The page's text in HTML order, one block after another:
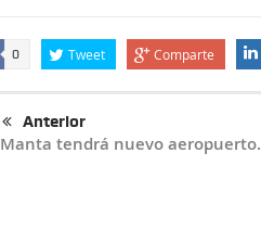
0 Tweet Comparte
Anterior
Manta tendrá nuevo aeropuerto.